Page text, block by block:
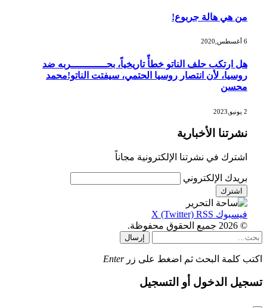
من هي هالة جربوع!
هل ارتكب حلف الناتو خطأً تاريخياً، بحــــــــــــربه ضد
روسيا، لأن انتصار روسيا الحتمي، سيفتت الناتو!محمد
محسن
نشرتنا الأخبارية
اشترك في نشرتنا الإلكترونية مجاناً
بريدك الإلكتروني
فيسبوك X (Twitter) RSS
© 2026 جميع الحقوق محفوظة.
إرسال
اكتب كلمة البحث ثم اضغط على زر Enter
تسجيل الدخول أو التسجيل